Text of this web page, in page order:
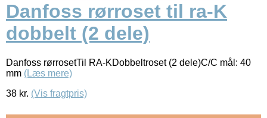
Danfoss rørroset til ra-K
dobbelt (2 dele)
Danfoss rørrosetTil RA-KDobbeltroset (2 dele)C/C mål: 40
mm (Læs mere)
38 kr. (Vis fragtpris)